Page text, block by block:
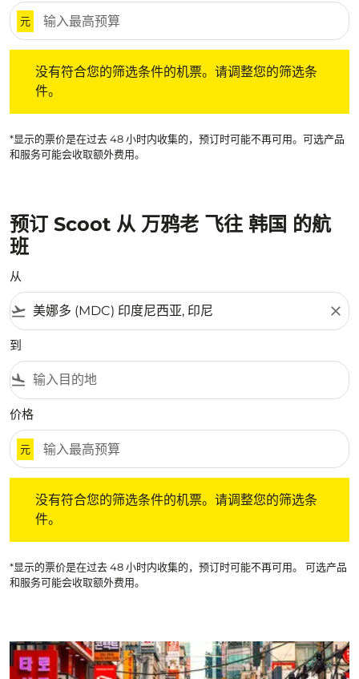
元
没有符合您的筛选条件的机票。请调整您的筛选条
件。
*显示的票价是在过去 48 小时内收集的，预订时可能不再可用。可选产品
和服务可能会收取额外费用。
预订 Scoot 从 万鸦老 飞往 韩国 的航
班
从
flight_takeoff close
到
flight_land
价格
元
没有符合您的筛选条件的机票。请调整您的筛选条
件。
*显示的票价是在过去 48 小时内收集的，预订时可能不再可用。 可选产品
和服务可能会收取额外费用。